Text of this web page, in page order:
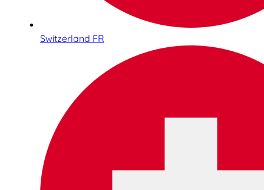
Switzerland FR